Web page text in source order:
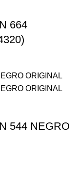
664
544 NEGRO